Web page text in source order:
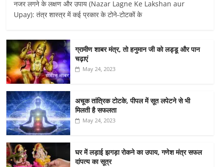
नजर लगने के लक्षण और उपाय (Nazar Lagne Ke Lakshan aur
Upay): तंत्र शास्त्र में कई प्रकार के टोने-टोटकों के
ग्रामीण शाबर मंत्र, तो हनुमान जी को लड्डू और पान
चढ़ाएं
May 24, 2023
अचूक तांत्रिक टोटके, पीपल में सूत लपेटने से भी
मिलती है सफलता
May 24, 2023
घर में लड़ाई झगड़ा रोकने का उपाय, गणेश मंत्र सफल
दांपत्य का सूत्र